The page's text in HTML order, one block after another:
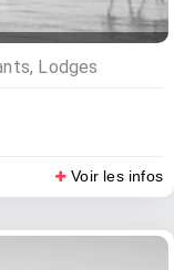
Lodges
Voir les infos